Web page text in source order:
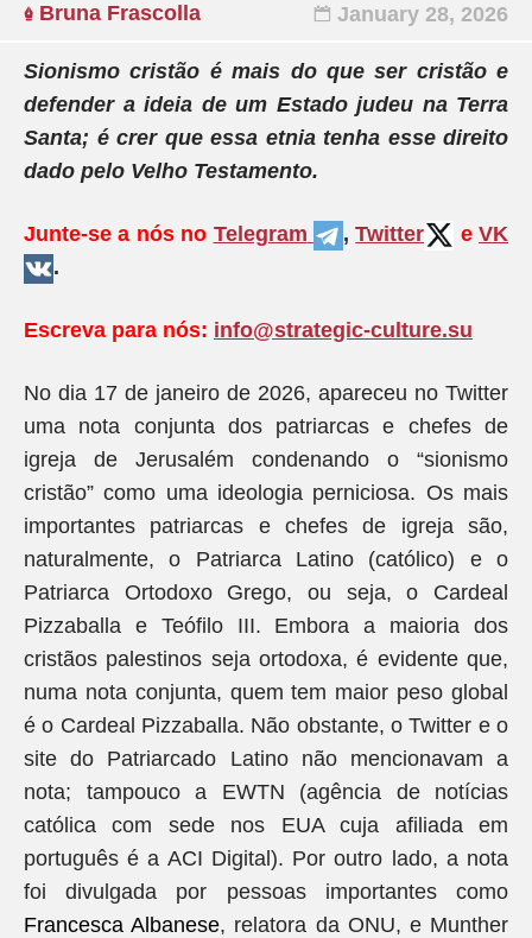
Bruna Frascolla January 28, 2026
Sionismo cristão é mais do que ser cristão e
defender a ideia de um Estado judeu na Terra
Santa; é crer que essa etnia tenha esse direito
dado pelo Velho Testamento.
Junte-se a nós no Telegram ,Twitter e VK
.
Escreva para nós: info@strategic-culture.su
No dia 17 de janeiro de 2026, apareceu no Twitter
uma nota conjunta dos patriarcas e chefes de
igreja de Jerusalém condenando o “sionismo
cristão” como uma ideologia perniciosa. Os mais
importantes patriarcas e chefes de igreja são,
naturalmente, o Patriarca Latino (católico) e o
Patriarca Ortodoxo Grego, ou seja, o Cardeal
Pizzaballa e Teófilo III. Embora a maioria dos
cristãos palestinos seja ortodoxa, é evidente que,
numa nota conjunta, quem tem maior peso global
é o Cardeal Pizzaballa. Não obstante, o Twitter e o
site do Patriarcado Latino não mencionavam a
nota; tampouco a EWTN (agência de notícias
católica com sede nos EUA cuja afiliada em
português é a ACI Digital). Por outro lado, a nota
foi divulgada por pessoas importantes como
Francesca Albanese, relatora da ONU, e Munther